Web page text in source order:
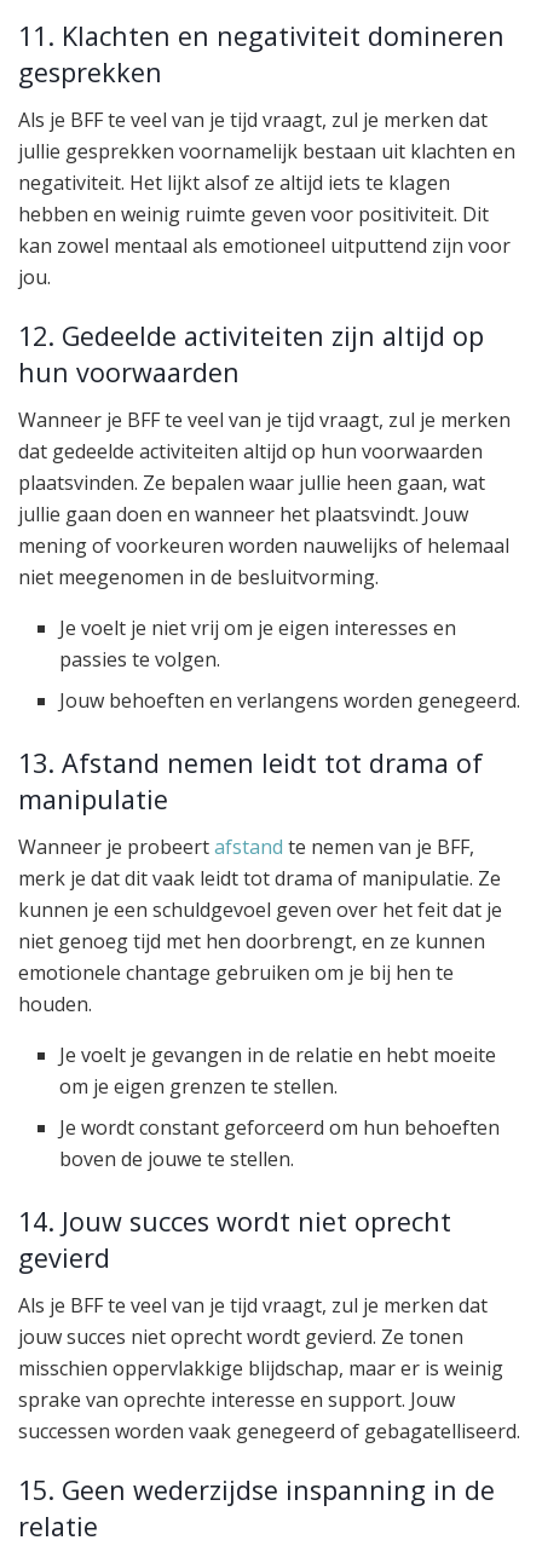
11. Klachten en negativiteit domineren
gesprekken
Als je BFF te veel van je tijd vraagt, zul je merken dat
jullie gesprekken voornamelijk bestaan uit klachten en
negativiteit. Het lijkt alsof ze altijd iets te klagen
hebben en weinig ruimte geven voor positiviteit. Dit
kan zowel mentaal als emotioneel uitputtend zijn voor
jou.
12. Gedeelde activiteiten zijn altijd op
hun voorwaarden
Wanneer je BFF te veel van je tijd vraagt, zul je merken
dat gedeelde activiteiten altijd op hun voorwaarden
plaatsvinden. Ze bepalen waar jullie heen gaan, wat
jullie gaan doen en wanneer het plaatsvindt. Jouw
mening of voorkeuren worden nauwelijks of helemaal
niet meegenomen in de besluitvorming.
Je voelt je niet vrij om je eigen interesses en
passies te volgen.
Jouw behoeften en verlangens worden genegeerd.
13. Afstand nemen leidt tot drama of
manipulatie
Wanneer je probeertafstand te nemen van je BFF,
merk je dat dit vaak leidt tot drama of manipulatie. Ze
kunnen je een schuldgevoel geven over het feit dat je
niet genoeg tijd met hen doorbrengt, en ze kunnen
emotionele chantage gebruiken om je bij hen te
houden.
Je voelt je gevangen in de relatie en hebt moeite
om je eigen grenzen te stellen.
Je wordt constant geforceerd om hun behoeften
boven de jouwe te stellen.
14. Jouw succes wordt niet oprecht
gevierd
Als je BFF te veel van je tijd vraagt, zul je merken dat
jouw succes niet oprecht wordt gevierd. Ze tonen
misschien oppervlakkige blijdschap, maar er is weinig
sprake van oprechte interesse en support. Jouw
successen worden vaak genegeerd of gebagatelliseerd.
15. Geen wederzijdse inspanning in de
relatie